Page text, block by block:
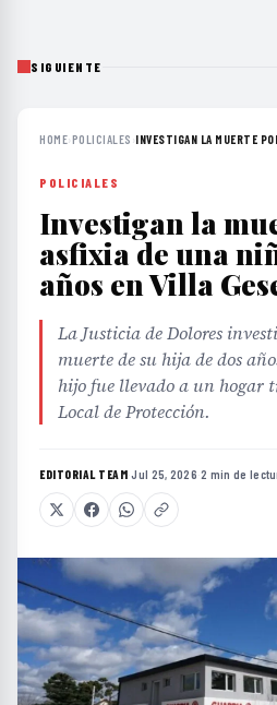
SIGUIENTE
HOME›POLICIALES ›INVESTIGAN LA MUERTE
POLICIALES
Investigan la
asfixia de una
años en Villa
La Justicia de Dolores
muerte de su hija de dos
hijo fue llevado a un hogar
Local de Protección.
EDITORIAL TEAM·Jul 25, 2026·2 min de